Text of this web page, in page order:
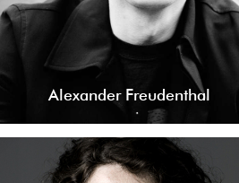
Alexander Freudenthal